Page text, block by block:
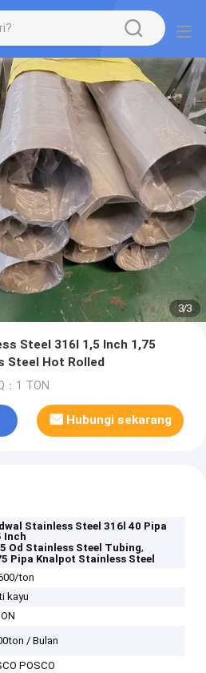
3/3
Steel 316l 1,5 Inch 1,75
Steel Hot Rolled
：1 TON
Hubungi sekarang
Stainless Steel 316l 40 Pipa
Inch
Od Stainless Steel Tubing,
Pipa Knalpot Stainless Steel
ton
kayu
/ Bulan
POSCO